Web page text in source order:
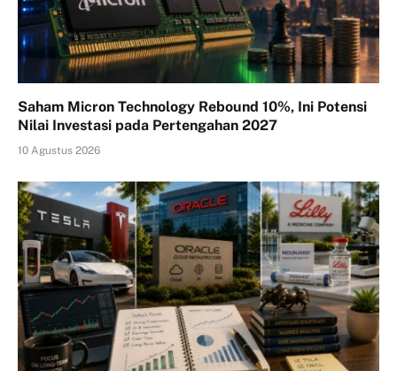
Saham Micron Technology Rebound 10%, Ini Potensi
Nilai Investasi pada Pertengahan 2027
10 Agustus 2026